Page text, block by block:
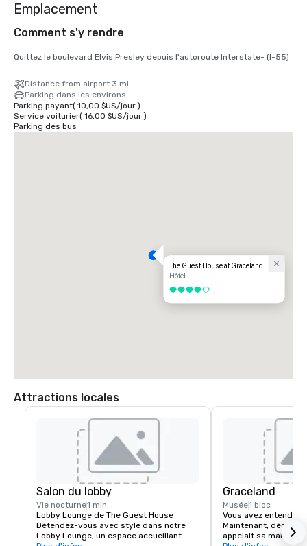
Emplacement
Comment s'y rendre
Quittez le boulevard Elvis Presley depuis l'autoroute Interstate- (I-55)
Distance from airport 3 mi
Parking dans les environs
Parking payant( 10,00 $US/jour)
Service voiturier( 16,00 $US/jour)
Parking des bus
The Guest House at Graceland
Hôtel
4 sur 5
Attractions locales
Salon du lobby
Vie nocturne1 min
Lobby Lounge de The Guest House
Détendez-vous avec style dans notre
Lobby Lounge, un espace accueillant
Graceland
Musée1 bloc
Vous avez entendu
Maintenant,
appelait sa maison.